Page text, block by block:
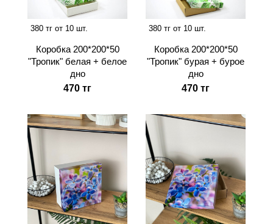
380 тг от 10 шт.
Коробка 200*200*50
"Тропик" белая + белое
дно
470 тг
380 тг от 10 шт.
Коробка 200*200*50
"Тропик" бурая + бурое
дно
470 тг